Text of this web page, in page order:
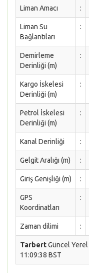
Liman Amacı :
Liman Su
Bağlantıları
:
Demirleme
Derinliği (m)
:
Kargo İskelesi
Derinliği (m)
:
Petrol İskelesi
Derinliği (m)
:
Kanal Derinliği :
Gelgit Aralığı (m) :
Giriş Genişliği (m) :
GPS
Koordinatları
:
Zaman dilimi :
TarbertGüncel
11:09:38 BST